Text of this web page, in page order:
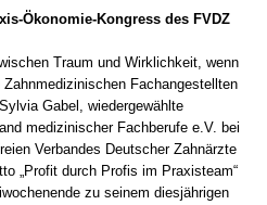
Ökonomie-Kongress des FVDZ
Traum und Wirklichkeit, wenn
Fachangestellten
Gabel, wiedergewählte
medizinischer Fachberufe e.V. bei
Verbandes Deutscher Zahnärzte
„Profit durch Profis im Praxisteam“
zu seinem diesjährigen